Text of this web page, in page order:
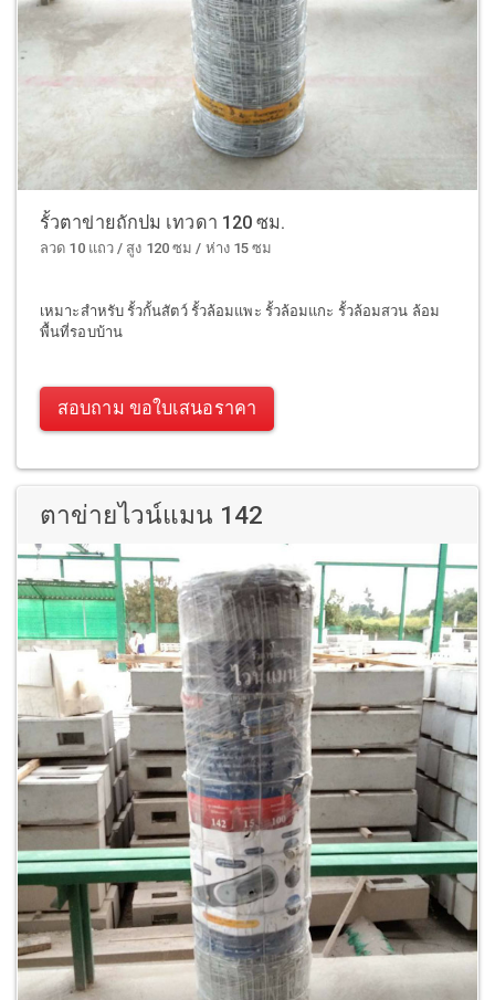
รั้วตาข่ายถักปม เทวดา 120 ซม.
ลวด 10 แถว / สูง 120 ซม / ห่าง 15 ซม
เหมาะสำหรับ รั้วกั้นสัตว์ รั้วล้อมแพะ รั้วล้อมแกะ รั้วล้อมสวน ล้อม
พื้นที่รอบบ้าน
สอบถาม ขอใบเสนอราคา
ตาข่ายไวน์แมน 142